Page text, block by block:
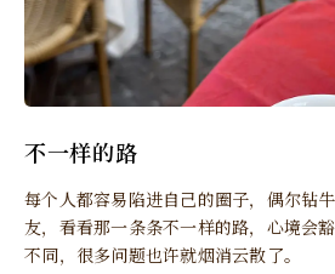
不一样的路
每个人都容易陷进自己的圈子，偶尔钻
友，看看那一条条不一样的路，心境会
不同，很多问题也许就烟消云散了。